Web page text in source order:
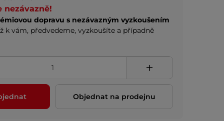
nezávazně!
dopravu s nezávazným vyzkoušením
k vám, předvedeme, vyzkoušíte a případně
Objednat na prodejnu